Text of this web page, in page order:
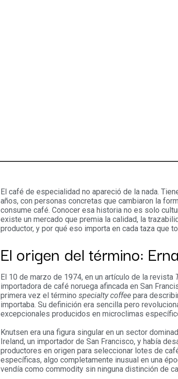
El café de especialidad no apareció de la nada.
años, con personas concretas que cambiaron la
consume café. Conocer esa historia no es solo
existe un mercado que premia la calidad, la
productor, y por qué eso importa en cada taza que
El origen del término:
El 10 de marzo de 1974, en un artículo de la revista
importadora de café noruega afincada en San
primera vez el términospecialty coffee para
importaba. Su definición era sencilla pero
excepcionales producidos en microclimas
Knutsen era una figura singular en un sector
Ireland, un importador de San Francisco, y había
productores en origen para seleccionar lotes de
específicas, algo completamente inusual en una
vendía como commodity sin ninguna distinción de